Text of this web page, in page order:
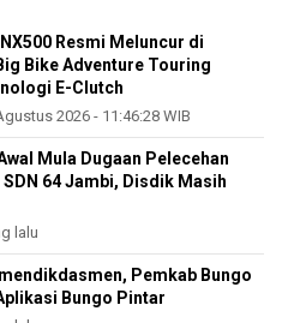
Resmi Meluncur di
Bike Adventure Touring
E-Clutch
2026 - 11:46:28 WIB
Mula Dugaan Pelecehan
64 Jambi, Disdik Masih
lalu
Pemkab Bungo
Bungo Pintar